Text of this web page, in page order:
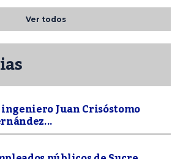
Ver todos
Juan Crisóstomo